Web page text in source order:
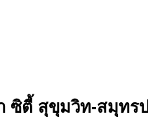
ซิตี้ สุขุมวิท-สมุทร